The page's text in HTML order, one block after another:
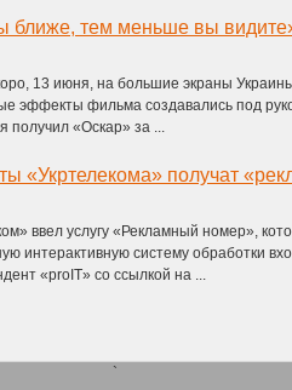
ближе, тем меньше вы
13 июня, на большие экраны
эффекты фильма создавались под
получил «Оскар» за ...
«Укртелекома» получат
ввел услугу «Рекламный номер»,
интерактивную систему обработки
«proIT» со ссылкой на ...
`